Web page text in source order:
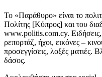
Το «Παράθυρο» είναι το
Πολίτης [Κύπρος] και του
www.politis.com.cy. Ειδήσεις,
ρεπορτάζ, ήχοι, εικόνες –
προσεγγίσεις, λοξές ματιές.
δάσος.